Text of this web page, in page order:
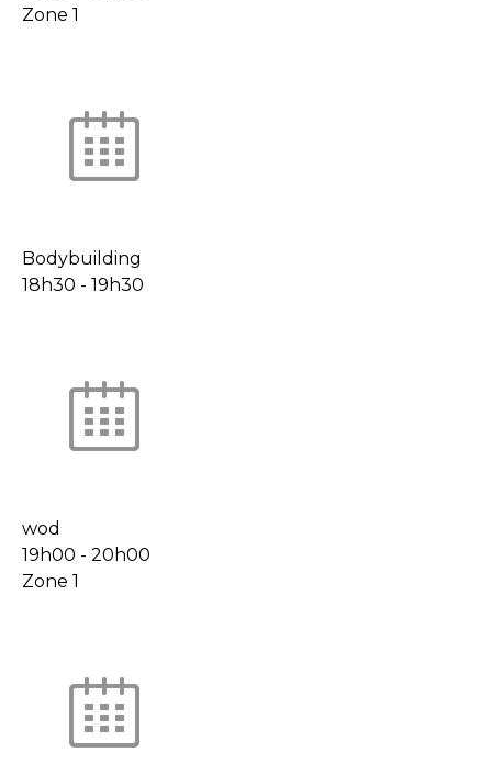
Zone 1
Bodybuilding
18h30 - 19h30
wod
19h00 - 20h00
Zone 1